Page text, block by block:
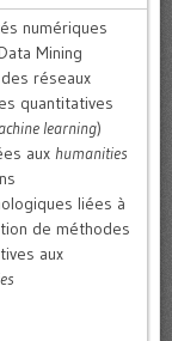
numériques
Mining
réseaux
quantitatives
learning)
aux humanities
liées à
de méthodes
aux